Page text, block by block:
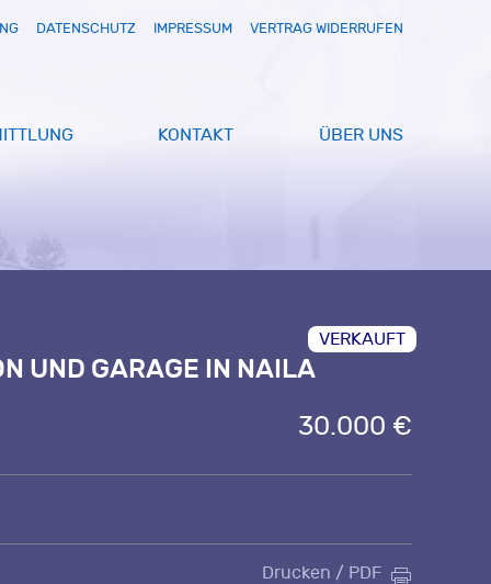
DATENSCHUTZ IMPRESSUM VERTRAG WIDERRUFEN
KONTAKT ÜBER UNS
VERKAUFT
UND GARAGE IN NAILA
30.000 €
Drucken / PDF